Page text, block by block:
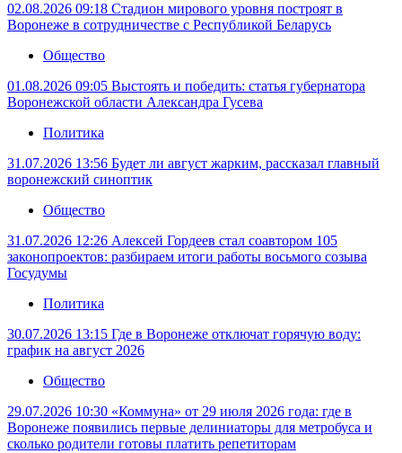
02.08.2026 09:18 Стадион мирового уровня построят в
Воронеже в сотрудничестве с Республикой Беларусь
Общество
01.08.2026 09:05 Выстоять и победить: статья губернатора
Воронежской области Александра Гусева
Политика
31.07.2026 13:56 Будет ли август жарким, рассказал главный
воронежский синоптик
Общество
31.07.2026 12:26 Алексей Гордеев стал соавтором 105
законопроектов: разбираем итоги работы восьмого созыва
Госудумы
Политика
30.07.2026 13:15 Где в Воронеже отключат горячую воду:
график на август 2026
Общество
29.07.2026 10:30 «Коммуна» от 29 июля 2026 года: где в
Воронеже появились первые делиниаторы для метробуса и
сколько родители готовы платить репетиторам